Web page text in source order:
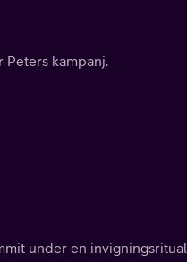
Peters kampanj.
under en invigningsritual